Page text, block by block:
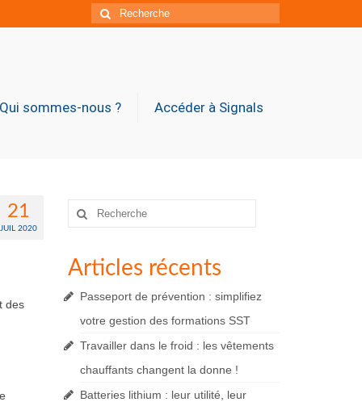
Rechercher
:
Qui sommes-nous ? Accéder à Signals
21
JUIL 2020
des
Rechercher
Articles récents
Passeport de prévention : simplifiez
votre gestion des formations SST
Travailler dans le froid : les vêtements
chauffants changent la donne !
Batteries lithium : leur utilité, leur